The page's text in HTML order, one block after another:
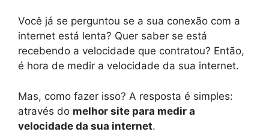
Você já se perguntou se a sua conexão com a
internet está lenta? Quer saber se está
recebendo a velocidade que contratou? Então,
é hora de medir a velocidade da sua internet.
Mas, como fazer isso? A resposta é simples:
através do melhor site para medir a
velocidade da sua internet.